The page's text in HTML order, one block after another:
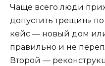
Чаще всего люди
допустить трещин»
кейс — новый дом или
правильно и не
Второй —